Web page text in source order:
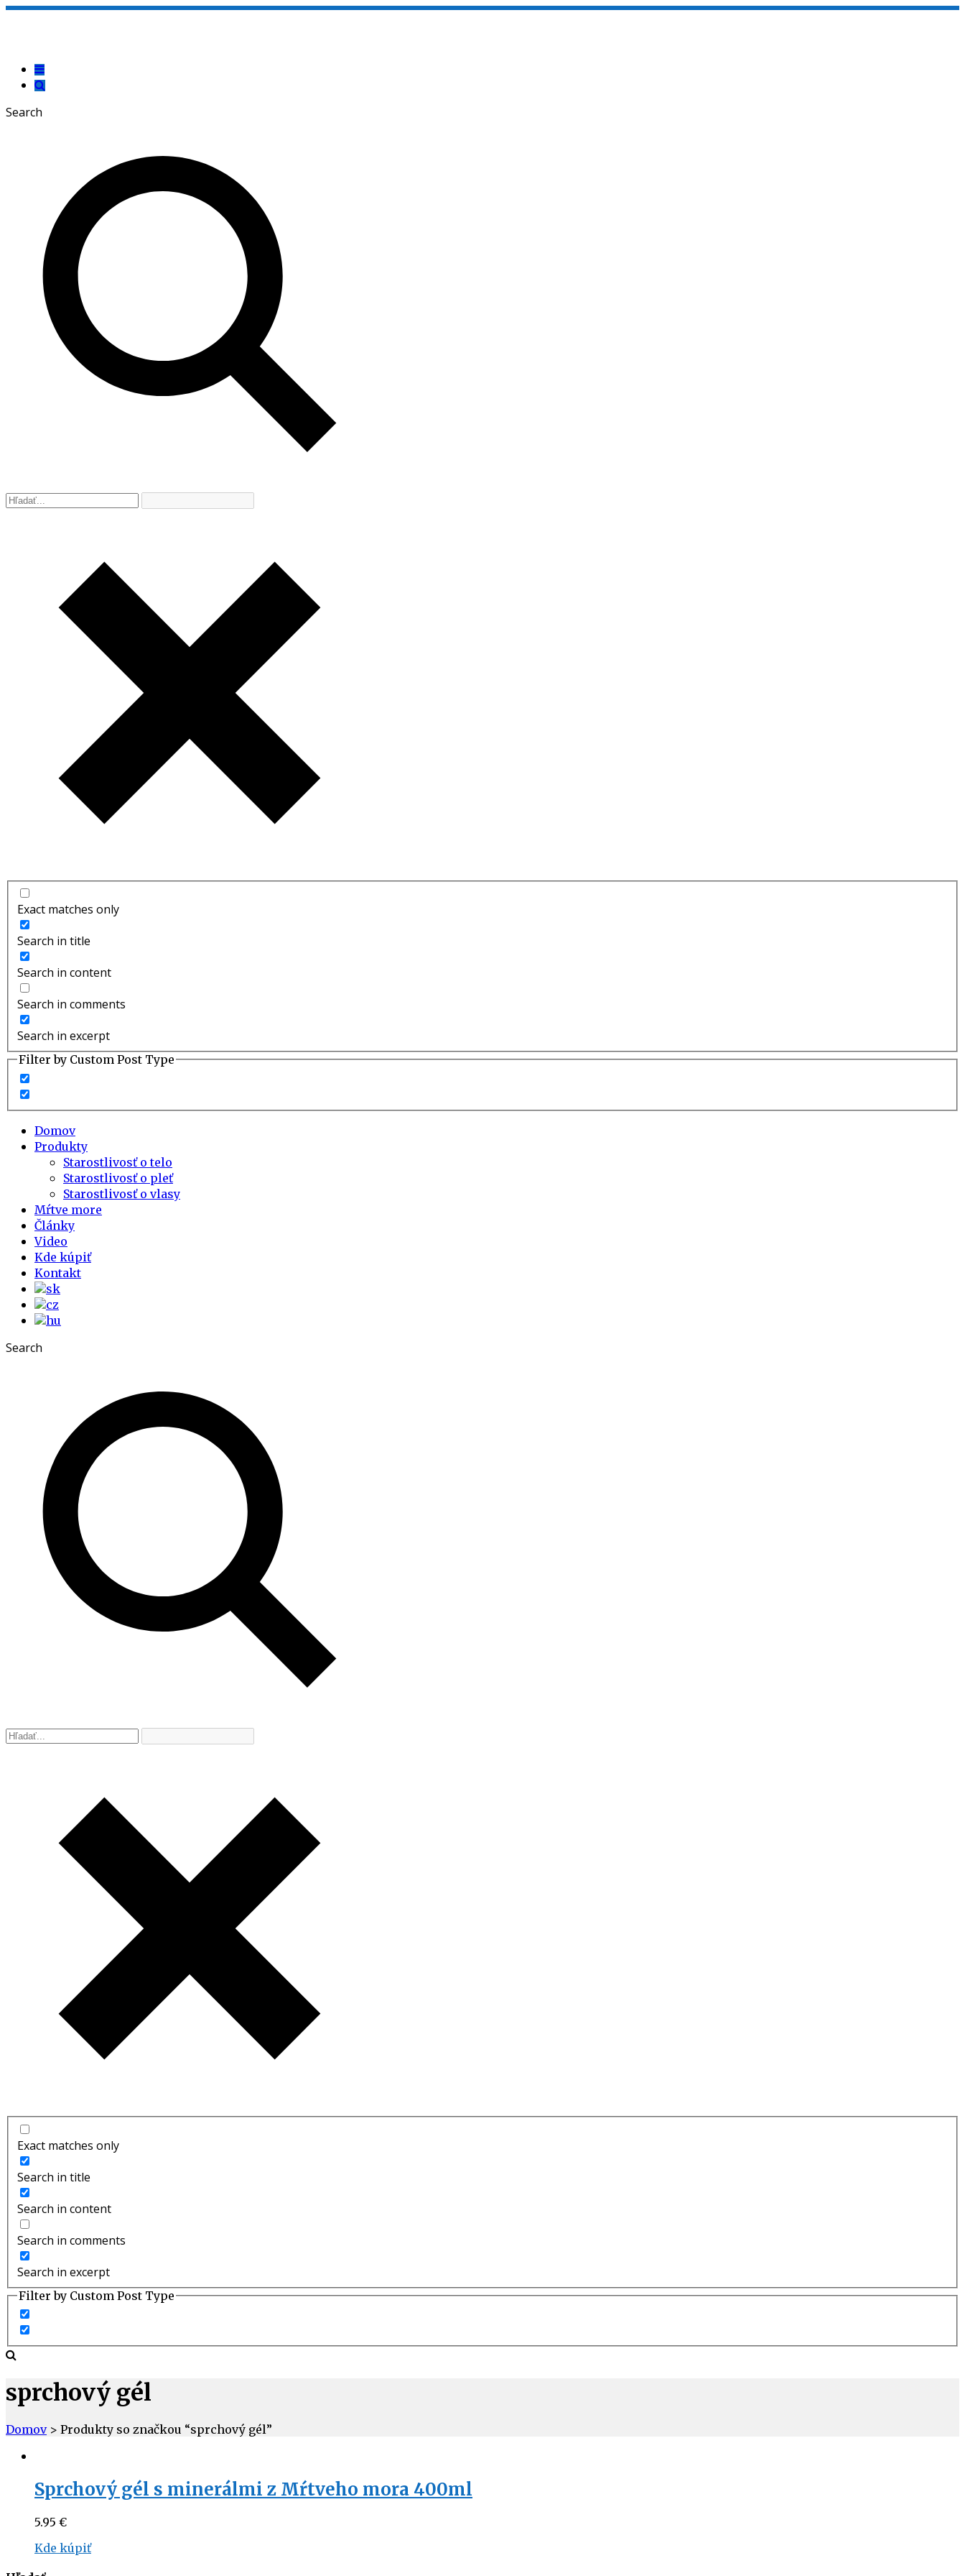
Search
Exact matches only
Search in title
Search in content
Search in comments
Search in excerpt
Filter by Custom Post Type
Domov
Produkty
Starostlivosť o telo
Starostlivosť o pleť
Starostlivosť o vlasy
Mŕtve more
Články
Video
Kde kúpiť
Kontakt
Search
Exact matches only
Search in title
Search in content
Search in comments
Search in excerpt
Filter by Custom Post Type
sprchový gél
Domov> Produkty so značkou “sprchový gél”
Sprchový gél s minerálmi z Mŕtveho mora 400ml
5.95 €
Kde kúpiť